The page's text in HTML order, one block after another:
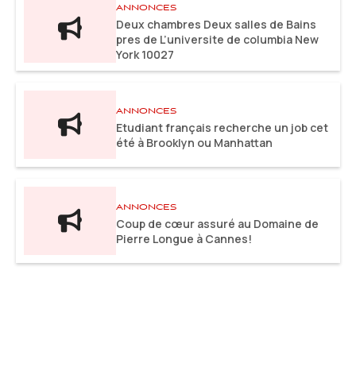
ANNONCES
Deux chambres Deux salles de Bains
pres de L’universite de columbia New
York 10027
ANNONCES
Etudiant français recherche un job cet
été à Brooklyn ou Manhattan
ANNONCES
Coup de cœur assuré au Domaine de
Pierre Longue à Cannes!